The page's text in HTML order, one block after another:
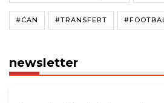
#CAN #TRANSFERT
newsletter